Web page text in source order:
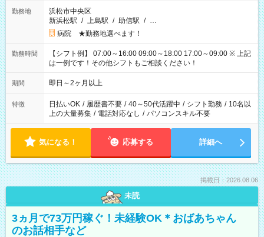
勤務地
浜松市中央区
新浜松駅 / 上島駅 / 助信駅 / …
病院 ★勤務地選べます！
勤務時間
【シフト例】 07:00～16:00 09:00～18:00 17:00～09:00 ※ 上記
は一例です！その他シフトもご相談ください！
期間 即日～2ヶ月以上
特徴 日払いOK / 履歴書不要 / 40～50代活躍中 / シフト勤務 / 10名以
上の大量募集 / 電話対応なし / パソコンスキル不要
気になる！ 応募する 詳細へ
掲載日：2026.08.06
未読
3ヵ月で73万円稼ぐ！未経験OK＊おばあちゃん
のお話相手など